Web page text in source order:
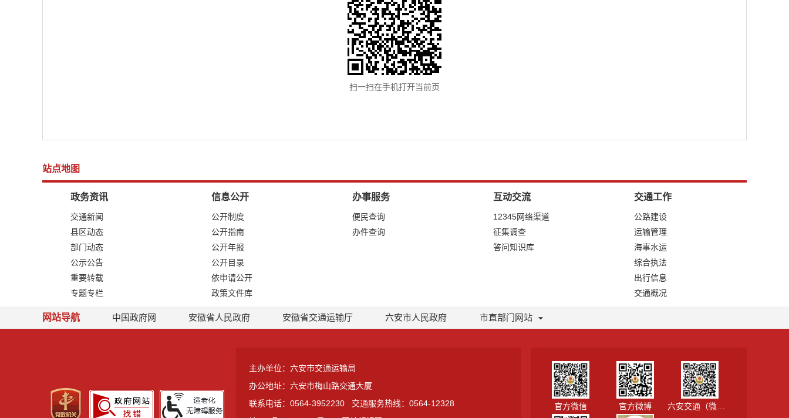
扫一扫在手机打开当前页
站点地图
政务资讯
交通新闻
县区动态
部门动态
公示公告
重要转载
专题专栏
信息公开
公开制度
公开指南
公开年报
公开目录
依申请公开
政策文件库
办事服务
便民查询
办件查询
互动交流
12345网络渠道
征集调查
答问知识库
交通工作
公路建设
运输管理
海事水运
综合执法
出行信息
交通概况
网站导航 中国政府网 安徽省人民政府 安徽省交通运输厅 六安市人民政府 市直部门网站
主办单位：六安市交通运输局
办公地址：六安市梅山路交通大厦
联系电话：0564-3952230
交通服务热线：0564-12328
官方微信 官方微博